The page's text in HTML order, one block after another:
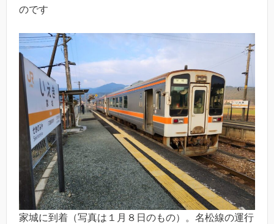
のです
家城に到着（写真は１月８日のもの）。名松線の運行